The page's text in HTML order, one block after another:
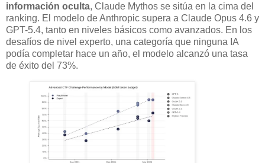
información oculta, Claude Mythos se sitúa en la cima del
ranking. El modelo de Anthropic supera a Claude Opus 4.6 y
GPT-5.4, tanto en niveles básicos como avanzados. En los
desafíos de nivel experto, una categoría que ninguna IA
podía completar hace un año, el modelo alcanzó una tasa
de éxito del 73%.